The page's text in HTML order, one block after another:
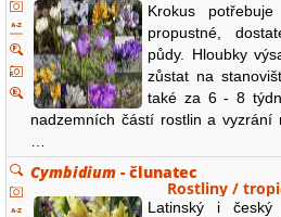
Krokus
propustné,
půdy. Hloubky
zůstat na
také za 6 - 8
nadzemních částí rostlin a vyzrání
Cymbidium - člunatec
Rostliny /
Latinský i